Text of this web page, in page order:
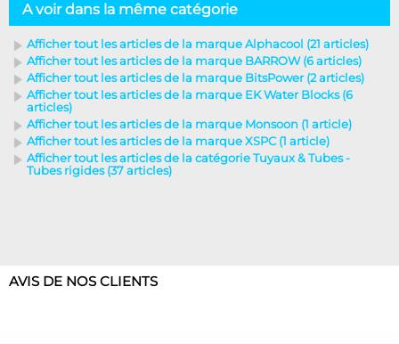
A voir dans la même catégorie
Afficher tout les articles de la marque Alphacool (21 articles)
Afficher tout les articles de la marque BARROW (6 articles)
Afficher tout les articles de la marque BitsPower (2 articles)
Afficher tout les articles de la marque EK Water Blocks (6
articles)
Afficher tout les articles de la marque Monsoon (1 article)
Afficher tout les articles de la marque XSPC (1 article)
Afficher tout les articles de la catégorie Tuyaux & Tubes -
Tubes rigides (37 articles)
AVIS DE NOS CLIENTS